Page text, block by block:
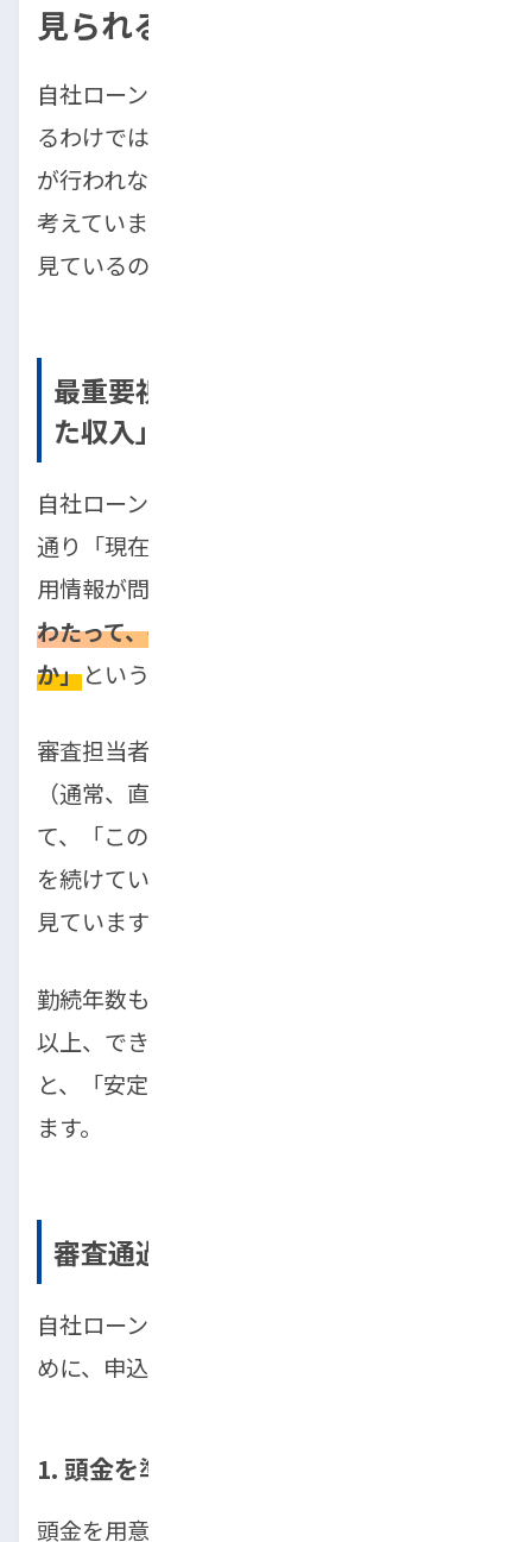
見られる重要ポイント
自社ローンは審査が柔軟とはいえ、誰でも通
るわけではありません。販売店側も「支払い
が行われない」リスクを最小限に抑えたいと
考えています。審査において具体的にどこを
見ているのか、そのポイントを解説します。
最重要視されるのは「現在の安定し
た収入」
自社ローンの審査で最も重要なのは、前述の
通り「現在の安定した収入」です。過去の信
用情報が問われない分、
わたって、毎月滞りなく支払いを続けられる
か」という点に審査の焦点が絞られます。
審査担当者は、あなたが提出する給与明細
（通常、直近2〜3ヶ月分）や源泉徴収票を見
て、「この収入なら、希望する車の分割払い
を続けていける」と判断できるかをシビアに
見ています。
勤続年数も重要です。最低でも3ヶ月〜半年
以上、できれば1年以上の勤務実績がある
と、「安定している」と見なされやすくなり
ます。
審査通過率を高める3つのコツ
自社ローンの審査通過率を少しでも高めるた
めに、申込者ができることが3つあります。
1. 頭金を準備する
頭金を用意することは、審査において非常に